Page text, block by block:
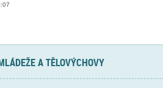
A TĚLOVÝCHOVY